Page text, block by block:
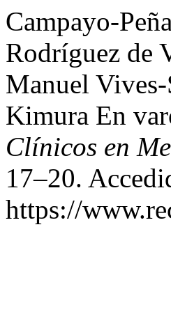
Campayo-
Rodríguez de
Manuel
Kimura En
Clínicos en
17–20.
https://